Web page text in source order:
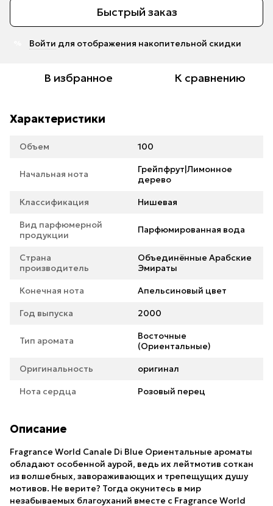
Быстрый заказ
Войти для отображения накопительной скидки
В избранное К сравнению
Характеристики
Объем 100
Начальная нота
Грейпфрут|Лимонное
дерево
Классификация Нишевая
Вид парфюмерной
продукции
Парфюмированная вода
Страна
производитель
Объединённые Арабские
Эмираты
Конечная нота Апельсиновый цвет
Год выпуска 2000
Тип аромата
Восточные
(Ориентальные)
Оригинальность оригинал
Нота сердца Розовый перец
Описание
Fragrance World Canale Di Blue Ориентальные ароматы
обладают особенной аурой, ведь их лейтмотив соткан
из волшебных, завораживающих и трепещущих душу
мотивов. Не верите? Тогда окунитесь в мир
незабываемых благоуханий вместе с Fragrance World